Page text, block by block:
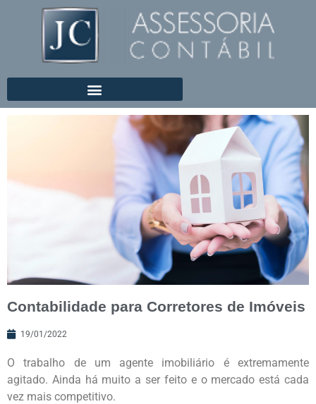
Contabilidade para Corretores de Imóveis
19/01/2022
O trabalho de um agente imobiliário é extremamente
agitado. Ainda há muito a ser feito e o mercado está cada
vez mais competitivo.